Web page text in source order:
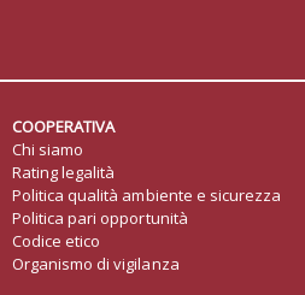
COOPERATIVA
Chi siamo
Rating legalità
Politica qualità ambiente e sicurezza
Politica pari opportunità
Codice etico
Organismo di vigilanza